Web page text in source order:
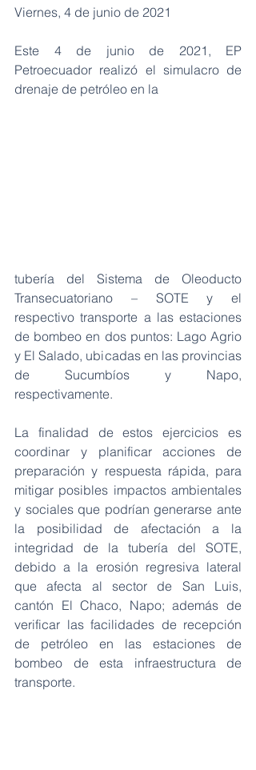
Viernes, 4 de junio de 2021
Este 4 de junio de 2021, EP
Petroecuador realizó el simulacro de
drenaje de petróleo en la
tubería del Sistema de Oleoducto
Transecuatoriano – SOTE y el
respectivo transporte a las estaciones
de bombeo en dos puntos: Lago Agrio
y El Salado, ubicadas en las provincias
de Sucumbíos y Napo,
respectivamente.
La finalidad de estos ejercicios es
coordinar y planificar acciones de
preparación y respuesta rápida, para
mitigar posibles impactos ambientales
y sociales que podrían generarse ante
la posibilidad de afectación a la
integridad de la tubería del SOTE,
debido a la erosión regresiva lateral
que afecta al sector de San Luis,
cantón El Chaco, Napo; además de
verificar las facilidades de recepción
de petróleo en las estaciones de
bombeo de esta infraestructura de
transporte.